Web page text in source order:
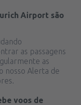
Airport são
as passagens
as
nosso Alerta de
voos de